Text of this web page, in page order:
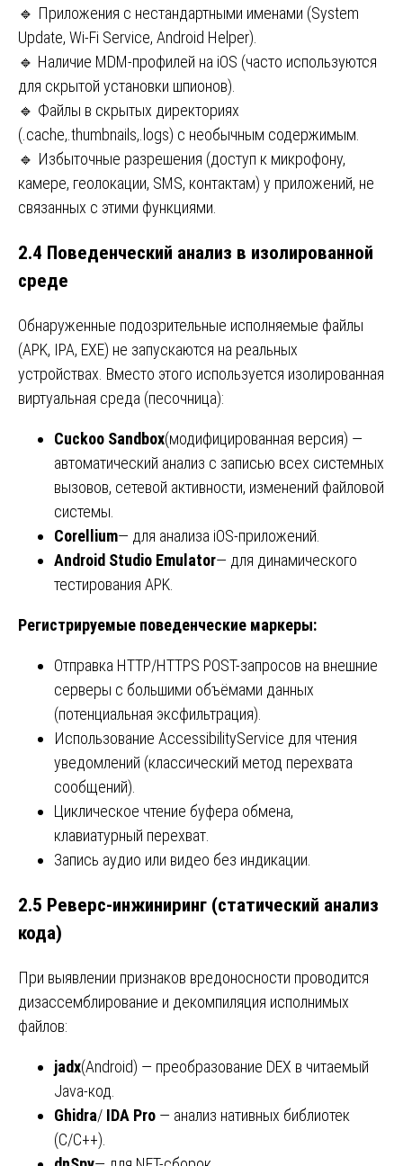
🔹 Приложения с нестандартными именами (System
Update, Wi-Fi Service, Android Helper).
🔹 Наличие MDM-профилей на iOS (часто используются
для скрытой установки шпионов).
🔹 Файлы в скрытых директориях
(.cache,.thumbnails,.logs) с необычным содержимым.
🔹 Избыточные разрешения (доступ к микрофону,
камере, геолокации, SMS, контактам) у приложений, не
связанных с этими функциями.
2.4 Поведенческий анализ в изолированной
среде
Обнаруженные подозрительные исполняемые файлы
(APK, IPA, EXE) не запускаются на реальных
устройствах. Вместо этого используется изолированная
виртуальная среда (песочница):
Cuckoo Sandbox(модифицированная версия) —
автоматический анализ с записью всех системных
вызовов, сетевой активности, изменений файловой
системы.
Corellium— для анализа iOS-приложений.
Android Studio Emulator— для динамического
тестирования APK.
Регистрируемые поведенческие маркеры:
Отправка HTTP/HTTPS POST-запросов на внешние
серверы с большими объёмами данных
(потенциальная эксфильтрация).
Использование AccessibilityService для чтения
уведомлений (классический метод перехвата
сообщений).
Циклическое чтение буфера обмена,
клавиатурный перехват.
Запись аудио или видео без индикации.
2.5 Реверс-инжиниринг (статический анализ
кода)
При выявлении признаков вредоносности проводится
дизассемблирование и декомпиляция исполнимых
файлов:
jadx(Android) — преобразование DEX в читаемый
Java-код.
Ghidra/ IDA Pro — анализ нативных библиотек
(C/C++).